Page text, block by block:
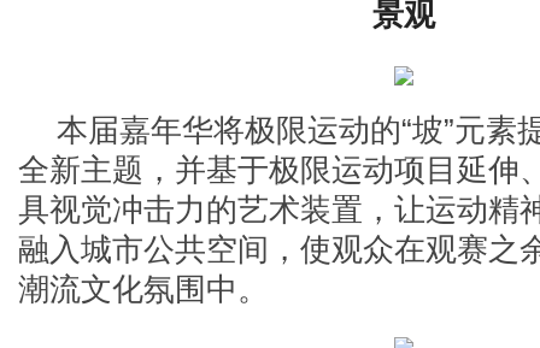
景观
本届嘉年华将极限运动的“坡”元素
全新主题，并基于极限运动项目延伸
具视觉冲击力的艺术装置，让运动精
融入城市公共空间，使观众在观赛之
潮流文化氛围中。